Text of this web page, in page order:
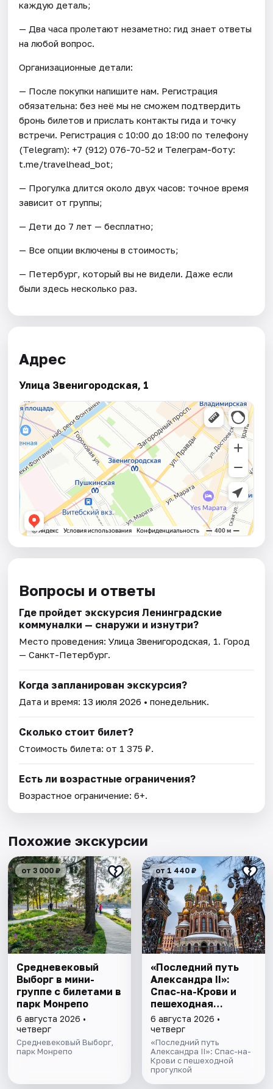
каждую деталь;
— Два часа пролетают незаметно: гид знает ответы
на любой вопрос.
Организационные детали:
— После покупки напишите нам. Регистрация
обязательна: без неё мы не сможем подтвердить
бронь билетов и прислать контакты гида и точку
встречи. Регистрация с 10:00 до 18:00 по телефону
(Telegram): +7 (912) 076-70-52 и Телеграм-боту:
t.me/travelhead_bot;
— Прогулка длится около двух часов: точное время
зависит от группы;
— Дети до 7 лет — бесплатно;
— Все опции включены в стоимость;
— Петербург, который вы не видели. Даже если
были здесь несколько раз.
Адрес
Улица Звенигородская, 1
Вопросы и ответы
Где пройдет экскурсия Ленинградские
коммуналки — снаружи и изнутри?
Место проведения:Улица Звенигородская, 1. Город
— Санкт-Петербург.
Когда запланирован экскурсия?
Дата и время: 13 июля 2026 • понедельник.
Сколько стоит билет?
Стоимость билета: от 1 375 ₽.
Есть ли возрастные ограничения?
Возрастное ограничение: 6+.
Похожие экскурсии
от 3 000 ₽
Cредневековый
Выборг в мини-
группе c билетами в
парк Монрепо
6 августа 2026 •
четверг
Средневековый Выборг,
парк Монрепо
от 1 440 ₽
«Последний путь
Александра II»:
Спас-на-Крови и
пешеходная
прогулка
6 августа 2026 •
четверг
«Последний путь
Александра II»: Спас-на-
Крови с пешеходной
прогулкой